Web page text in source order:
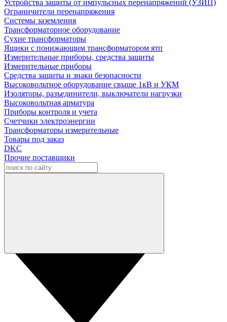
Устройства защиты от импульсных перенапряжений (УЗИП)
Ограничители перенапряжения
Системы заземления
Трансформаторное оборудование
Сухие трансформаторы
Ящики с понижающим трансформатором ятп
Измерительные приборы, средства защиты
Измерительные приборы
Средства защиты и знаки безопасности
Высоковольтное оборудование свыше 1кВ и УКМ
Изоляторы, разъединители, выключатели нагрузки
Высоковольтная арматура
Приборы контроля и учета
Счетчики электроэнергии
Трансформаторы измерительные
Товары под заказ
DKC
Прочие поставщики